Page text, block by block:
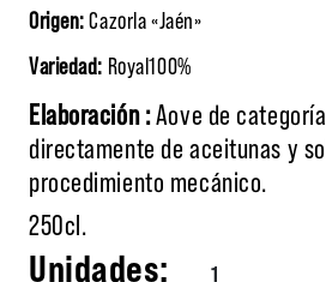
Origen:Cazorla «Jaén»
Variedad: Royal100%
Elaboración :Aove de
directamente de aceitunas y
procedimiento mecánico.
250cl.
Aove Royal 500cl.